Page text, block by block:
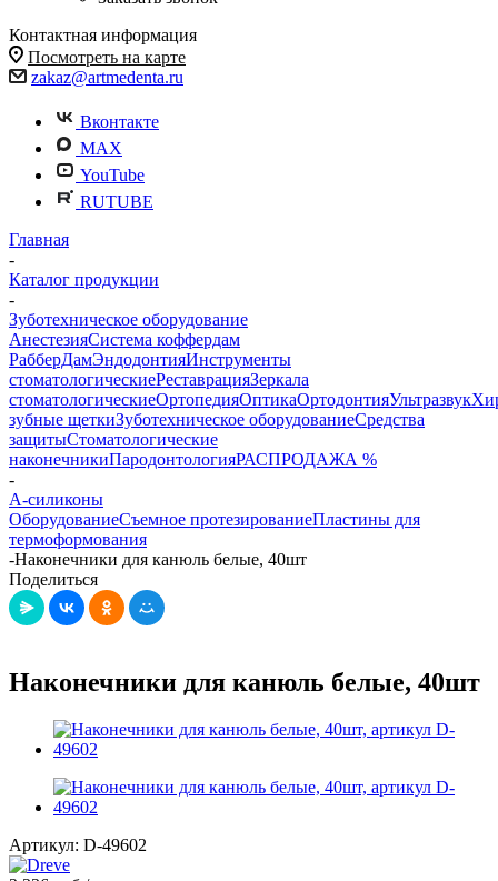
Контактная информация
Посмотреть на карте
zakaz@artmedenta.ru
Вконтакте
MAX
YouTube
RUTUBE
Главная
-
Каталог продукции
-
Зуботехническое оборудование
АнестезияСистема коффердам
РабберДамЭндодонтияИнструменты
стоматологическиеРеставрацияЗеркала
стоматологическиеОртопедияОптикаОртодонтияУльтразвук
зубные щеткиЗуботехническое оборудованиеСредства
защитыСтоматологические
наконечникиПародонтологияРАСПРОДАЖА %
-
А-силиконы
ОборудованиеСъемное протезированиеПластины для
термоформования
-Наконечники для канюль белые, 40шт
Поделиться
Наконечники для канюль белые, 40шт
Артикул: D-49602